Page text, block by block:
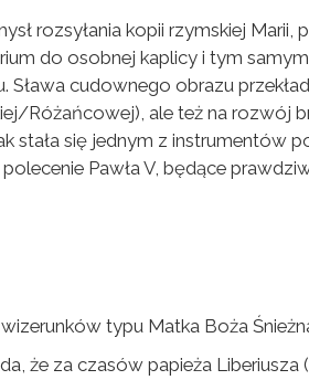
rozsyłania kopii rzymskiej
do osobnej kaplicy i tym
cudownego obrazu
Różańcowej), ale też na rozwój
stała się jednym z instrumentów
Pawła V, będące
typu Matka Boża
że za czasów papieża